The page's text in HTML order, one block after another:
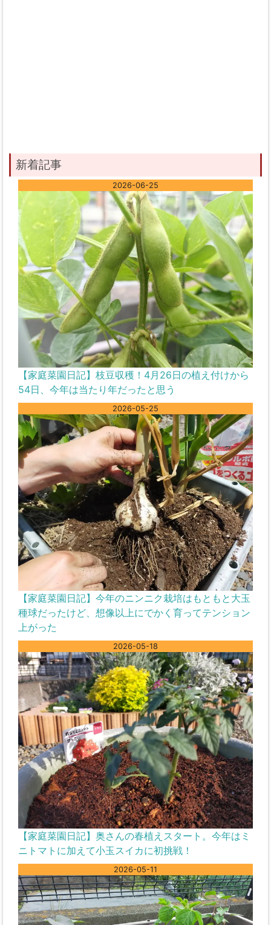
新着記事
2026-06-25
【家庭菜園日記】枝豆収穫！4月26日の植え付けから
54日、今年は当たり年だったと思う
2026-05-25
【家庭菜園日記】今年のニンニク栽培はもともと大玉
種球だったけど、想像以上にでかく育ってテンション
上がった
2026-05-18
【家庭菜園日記】奥さんの春植えスタート。今年はミ
ニトマトに加えて小玉スイカに初挑戦！
2026-05-11